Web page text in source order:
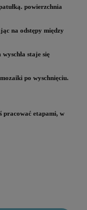
powierzchnia
na odstępy między
staje się
po wyschnięciu.
pracować etapami, w